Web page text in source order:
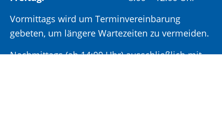
Vormittags wird um Terminvereinbarung
gebeten, um längere Wartezeiten zu vermeiden.
Nachmittags (ab 14:00 Uhr) ausschließlich mit